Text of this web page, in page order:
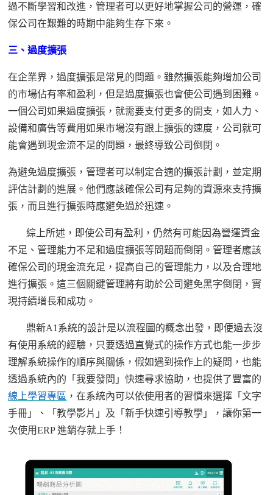
過不斷學習和改進，管理者可以更好地掌握公司的營運，確
保公司在艱難的時期中能夠生存下來。
三、過度擴張
在企業界，過度擴張是常見的問題。雖然擴張能夠增加公司
的市場佔有率和盈利，但是過度擴張也會使公司遇到困難。
一個公司如果過度擴張，就需要支付更多的開支，如人力、
設備和廣告等費用如果市場沒有跟上擴張的速度，公司就可
能會遇到現金流不足的問題，最終導致公司倒閉。
為避免過度擴張，管理者可以制定合適的擴張計劃，並定期
評估計劃的進展。他們應該確保公司有足夠的資源來支持擴
張，而且進行擴張時應避免過於迅速。
綜上所述，即使公司有盈利，仍然有可能因為營運資金
不足、管理能力不足和過度擴張等問題而倒閉。管理者應該
確保公司的現金流充足，提高自己的管理能力，以及合理地
進行擴張。這三個關鍵管理將有助於公司避免黑字倒閉，實
現持續增長和成功。
鼎新A1系統的設計是以流程圖的概念出發，即便過去沒
有使用系統的經驗，只要透過直覺式的操作方式也能一步步
理解系統操作的順序與關係，假如遇到操作上的疑問，也能
透過系統內的「我要發問」快速尋求協助，也提供了豐富的
線上學習專區 ，在系統內可以依使用者的習慣來選擇「文字
手冊」、「教學影片」及「新手快速引導教學」，讓你第一
次使用ERP 進銷存就上手！